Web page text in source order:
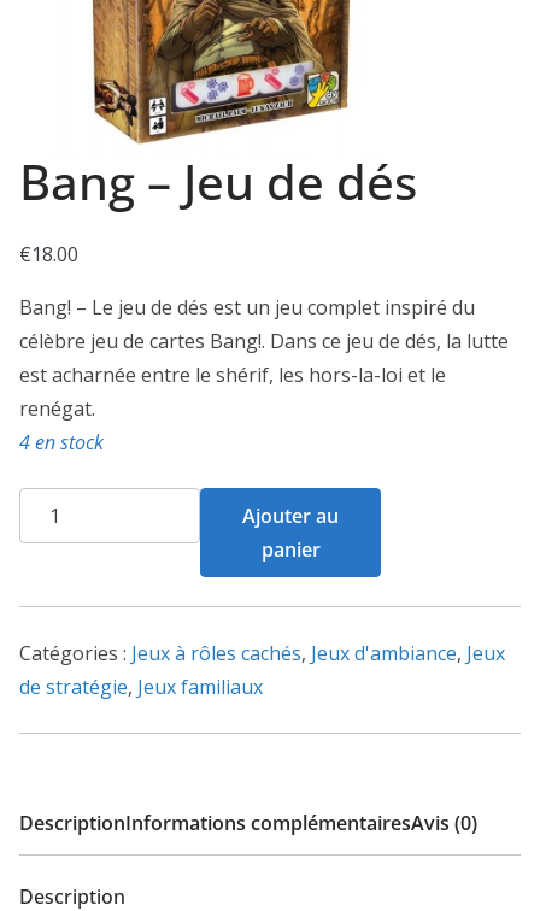
Bang – Jeu de dés
€18.00
Bang! – Le jeu de dés est un jeu complet inspiré du
célèbre jeu de cartes Bang!. Dans ce jeu de dés, la lutte
est acharnée entre le shérif, les hors-la-loi et le
renégat.
4 en stock
quantité
de
-
Ajouter au
panier
Catégories : Jeux à rôles cachés, Jeux d'ambiance, Jeux
de stratégie, Jeux familiaux
DescriptionInformations complémentairesAvis (0)
Description